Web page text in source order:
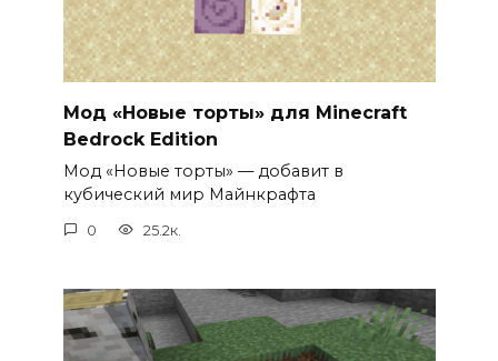
Мод «Новые торты» для Minecraft
Bedrock Edition
Мод «Новые торты» — добавит в
кубический мир Майнкрафта
0 25.2к.